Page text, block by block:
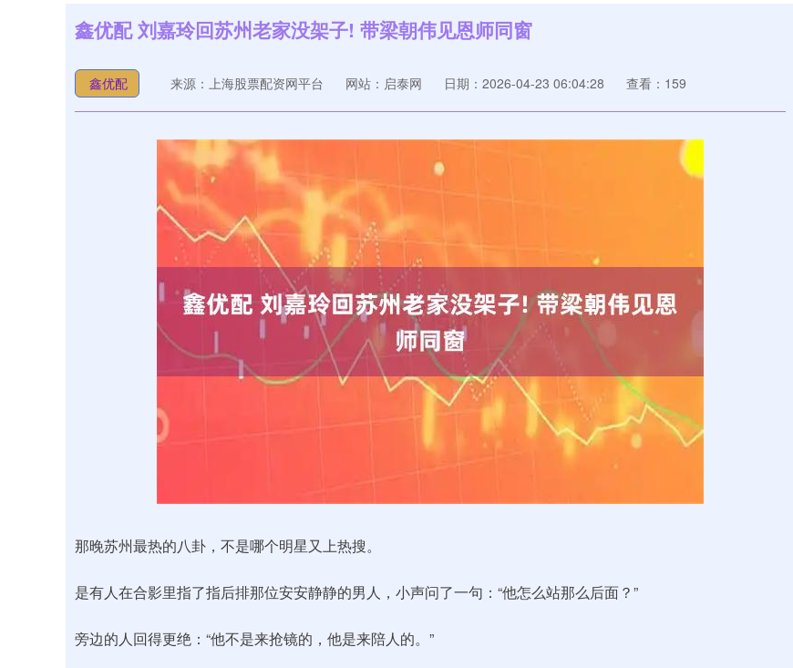
鑫优配 刘嘉玲回苏州老家没架子! 带梁朝伟见恩师同窗
鑫优配 来源：上海股票配资网平台 网站：启泰网 日期：2026-04-23 06:04:28 查看：159
那晚苏州最热的八卦，不是哪个明星又上热搜。
是有人在合影里指了指后排那位安安静静的男人，小声问了一句：“他怎么站那么后面？”
旁边的人回得更绝：“他不是来抢镜的，他是来陪人的。”
沪深300 4694.44 43.13 0.93% 北证50 1134.24 11.37